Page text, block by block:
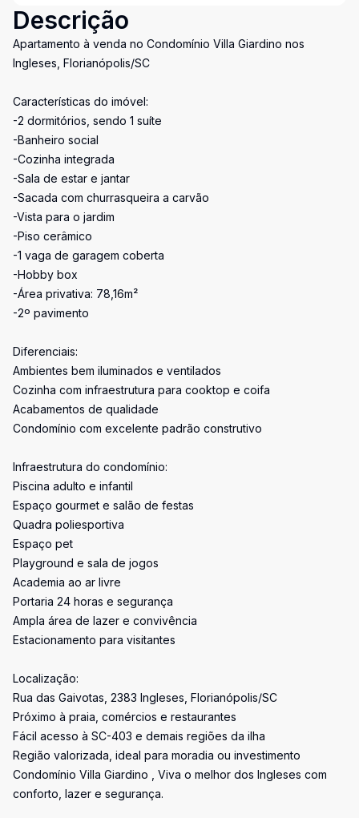
Descrição
Apartamento à venda no Condomínio Villa Giardino nos
Ingleses, Florianópolis/SC
Características do imóvel:
-2 dormitórios, sendo 1 suíte
-Banheiro social
-Cozinha integrada
-Sala de estar e jantar
-Sacada com churrasqueira a carvão
-Vista para o jardim
-Piso cerâmico
-1 vaga de garagem coberta
-Hobby box
-Área privativa: 78,16m²
-2º pavimento
Diferenciais:
Ambientes bem iluminados e ventilados
Cozinha com infraestrutura para cooktop e coifa
Acabamentos de qualidade
Condomínio com excelente padrão construtivo
Infraestrutura do condomínio:
Piscina adulto e infantil
Espaço gourmet e salão de festas
Quadra poliesportiva
Espaço pet
Playground e sala de jogos
Academia ao ar livre
Portaria 24 horas e segurança
Ampla área de lazer e convivência
Estacionamento para visitantes
Localização:
Rua das Gaivotas, 2383 Ingleses, Florianópolis/SC
Próximo à praia, comércios e restaurantes
Fácil acesso à SC-403 e demais regiões da ilha
Região valorizada, ideal para moradia ou investimento
Condomínio Villa Giardino , Viva o melhor dos Ingleses com
conforto, lazer e segurança.